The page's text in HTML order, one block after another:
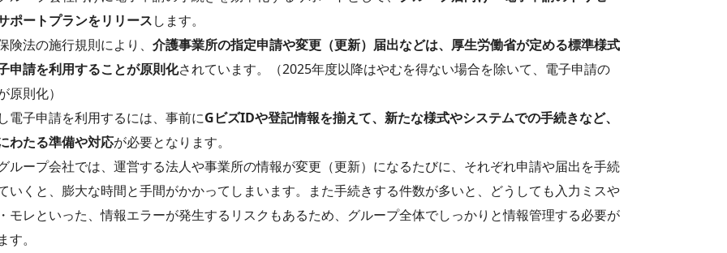
ポートプランをリリースします。
険法の施行規則により、 介護事業所の指定申請や変更（更新）届出などは、厚生労働省が定める標準様式
申請を利用することが原則化されています。（2025年度以降はやむを得ない場合を除いて、電子申請の
原則化）
電子申請を利用するには、事前にGビズIDや登記情報を揃えて、新たな様式やシステムでの手続きなど、
わたる準備や対応が必要となります。
ループ会社では、運営する法人や事業所の情報が変更（更新）になるたびに、それぞれ申請や届出を手続
いくと、膨大な時間と手間がかかってしまいます。また手続きする件数が多いと、どうしても入力ミスや
モレといった、情報エラーが発生するリスクもあるため、グループ全体でしっかりと情報管理する必要が
す。